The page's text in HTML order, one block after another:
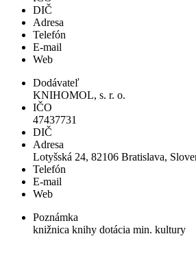
DIČ
Adresa
Telefón
E-mail
Web
Dodávateľ
KNIHOMOL, s. r. o.
IČO
47437731
DIČ
Adresa
Lotyšská 24, 82106 Bratislava,
Telefón
E-mail
Web
Poznámka
knižnica knihy dotácia min. kultury